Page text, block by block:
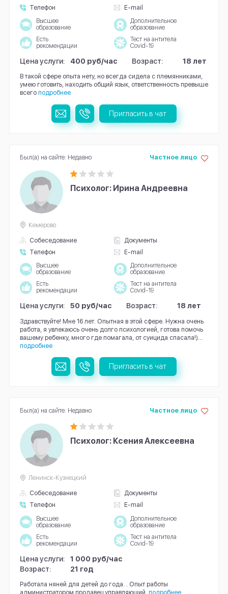
Телефон
E-mail
Высшее
образование
Дополнительное
образование
Есть
рекомендации
Тест на антитела
Covid-19
Цена услуги: 400 руб/час Возраст: 18 лет
В такой сфере опыта нету, но всегда сидела с племянниками,
умею готовить, находить общий язык, ответственность превыше
всего подробнее
Пригласить в чат
Психолог: Ирина Андреевна
Собеседование
Документы
Телефон
E-mail
Частное лицо
Кемерово
Высшее
образование
Дополнительное
образование
Есть
рекомендации
Тест на антитела
Covid-19
Цена услуги: 50 руб/час Возраст: 18 лет
Здравствуйте! Мне 16 лет. Опытная в этой сфере. Нужна очень
работа, я увлекаюсь очень долго психологией, готова помочь
вашему ребенку, много где помагала, от суицида спасала!)...
подробнее
Был(а) на сайте: Недавно
Пригласить в чат
Психолог: Ксения Алексеевна
Собеседование
Документы
Телефон
E-mail
Частное лицо
Ленинск-Кузнецкий
Высшее
образование
Дополнительное
образование
Есть
рекомендации
Тест на антитела
Covid-19
Цена услуги:
1 000 руб/час
Возраст:
21 год
Работала няней для детей до года. . Опыт работы
администратором,продавец,управляющий. подробнее
Был(а) на сайте: Недавно